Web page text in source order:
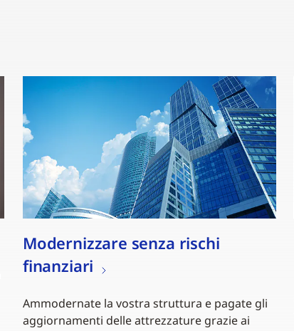
Modernizzare senza rischi
finanziari
Ammodernate la vostra struttura e pagate gli
aggiornamenti delle attrezzature grazie ai